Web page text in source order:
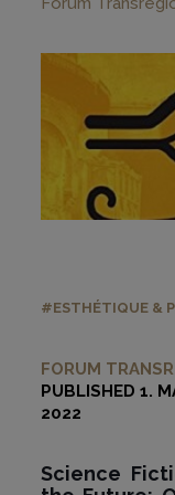
#ESTHÉTIQUE &
FORUM
PUBLISHED 1.
2022
Science